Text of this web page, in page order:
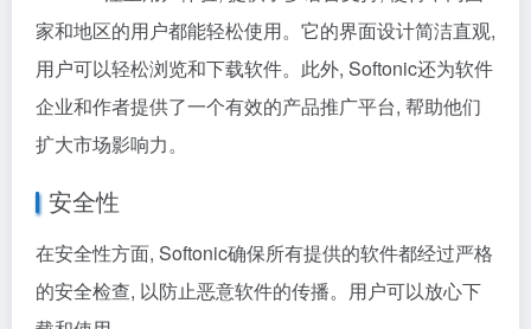
家和地区的用户都能轻松使用。它的界面设计简洁直观,
用户可以轻松浏览和下载软件。此外, Softonic还为软件
企业和作者提供了一个有效的产品推广平台, 帮助他们
扩大市场影响力。
安全性
在安全性方面, Softonic确保所有提供的软件都经过严格
的安全检查, 以防止恶意软件的传播。用户可以放心下